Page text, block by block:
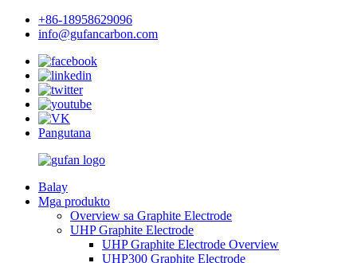
+86-18958629096
info@gufancarbon.com
Pangutana
Balay
Mga produkto
Overview sa Graphite Electrode
UHP Graphite Electrode
UHP Graphite Electrode Overview
UHP300 Graphite Electrode